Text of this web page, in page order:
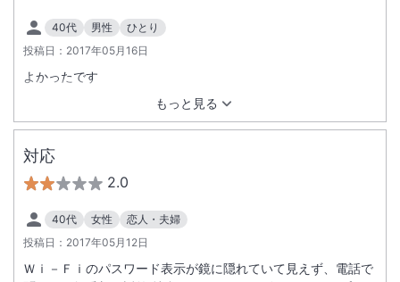
40代 男性
ひとり
投稿日： 2017年05月16日
もっと見る
よかったです
対応
2.0
40代 女性
恋人・夫婦
投稿日： 2017年05月12日
Ｗｉ－Ｆｉのパスワード表示が鏡に隠れていて見えず、電話で